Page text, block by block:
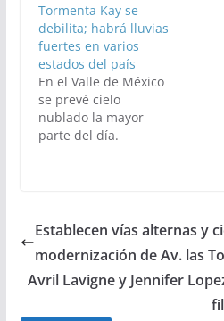
Tormenta Kay se
debilita; habrá lluvias
fuertes en varios
estados del país
En el Valle de México
se prevé cielo
nublado la mayor
parte del día.
Establecen vías alternas y
modernización de Av. las
Avril Lavigne y Jennifer